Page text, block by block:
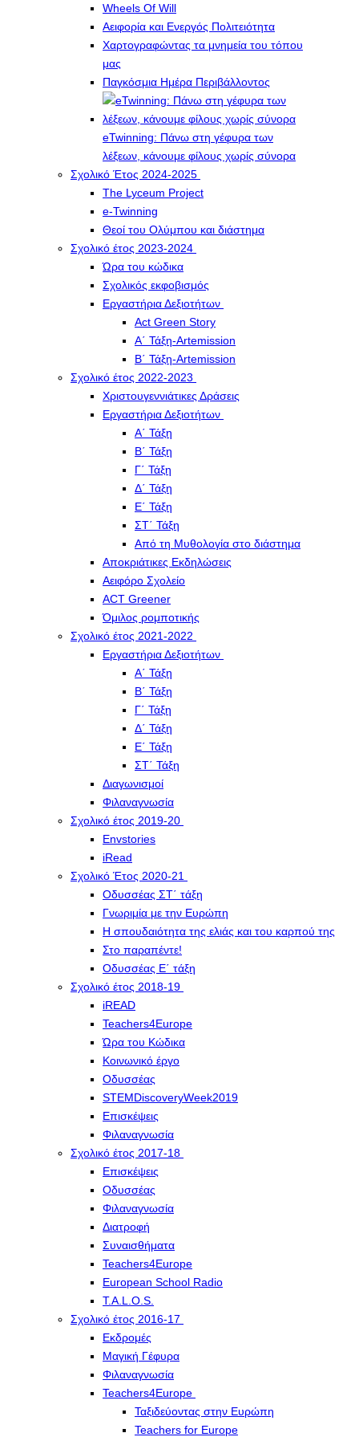
Wheels Of Will
Αειφορία και Ενεργός Πολιτειότητα
Χαρτογραφώντας τα μνημεία του τόπου
μας
Παγκόσμια Ημέρα Περιβάλλοντος
eTwinning: Πάνω στη γέφυρα των
λέξεων, κάνουμε φίλους χωρίς σύνορα
Σχολικό Έτος 2024-2025
The Lyceum Project
e-Twinning
Θεοί του Ολύμπου και διάστημα
Σχολικό έτος 2023-2024
Ώρα του κώδικα
Σχολικός εκφοβισμός
Εργαστήρια Δεξιοτήτων
Act Green Story
Α΄ Τάξη-Artemission
Β΄ Τάξη-Artemission
Σχολικό έτος 2022-2023
Χριστουγεννιάτικες Δράσεις
Εργαστήρια Δεξιοτήτων
Α΄ Τάξη
Β΄ Τάξη
Γ΄ Τάξη
Δ΄ Τάξη
Ε΄ Τάξη
ΣΤ΄ Τάξη
Από τη Μυθολογία στο διάστημα
Αποκριάτικες Εκδηλώσεις
Αειφόρο Σχολείο
ACT Greener
Όμιλος ρομποτικής
Σχολικό έτος 2021-2022
Εργαστήρια Δεξιοτήτων
Α΄ Τάξη
Β΄ Τάξη
Γ΄ Τάξη
Δ΄ Τάξη
Ε΄ Τάξη
ΣΤ΄ Τάξη
Διαγωνισμοί
Φιλαναγνωσία
Σχολικό έτος 2019-20
Envstories
iRead
Σχολικό Έτος 2020-21
Οδυσσέας ΣΤ΄ τάξη
Γνωριμία με την Ευρώπη
Η σπουδαιότητα της ελιάς και του καρπού της
Στο παραπέντε!
Οδυσσέας Ε΄ τάξη
Σχολικό έτος 2018-19
iREAD
Teachers4Europe
Ώρα του Κώδικα
Κοινωνικό έργο
Οδυσσέας
STEMDiscoveryWeek2019
Επισκέψεις
Φιλαναγνωσία
Σχολικό έτος 2017-18
Επισκέψεις
Οδυσσέας
Φιλαναγνωσία
Διατροφή
Συναισθήματα
Teachers4Europe
European School Radio
T.A.L.O.S.
Σχολικό έτος 2016-17
Εκδρομές
Μαγική Γέφυρα
Φιλαναγνωσία
Teachers4Europe
Ταξιδεύοντας στην Ευρώπη
Teachers for Europe